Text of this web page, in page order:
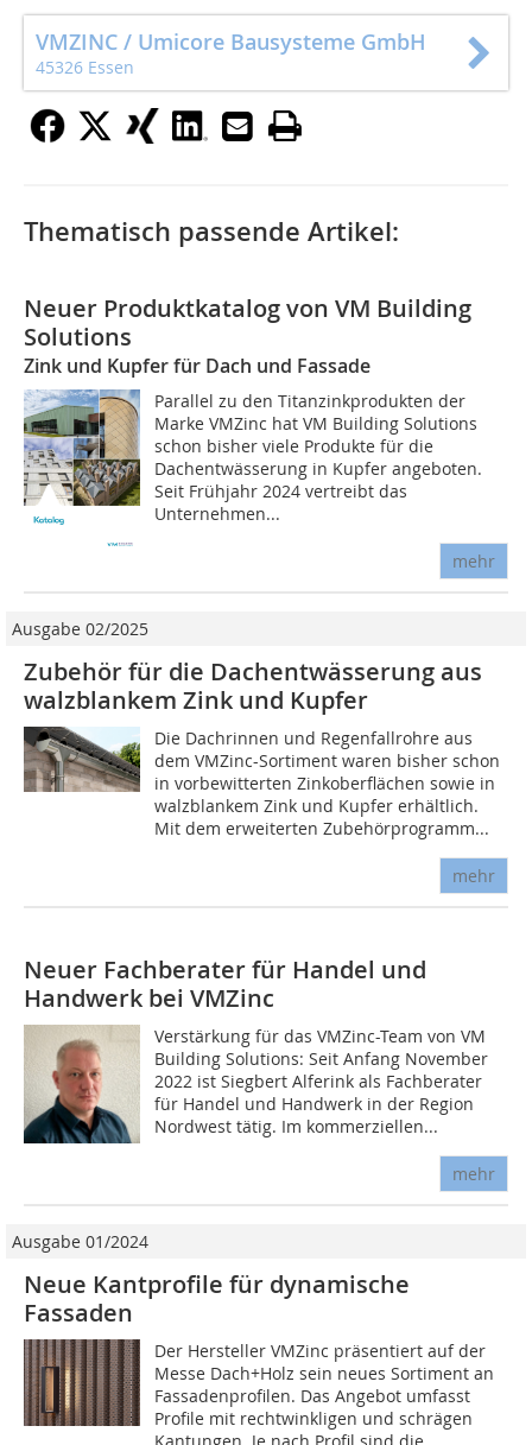
VMZINC / Umicore Bausysteme GmbH
45326 Essen
Thematisch passende Artikel:
Neuer Produktkatalog von VM Building
Solutions
Zink und Kupfer für Dach und Fassade
Parallel zu den Titanzinkprodukten der
Marke VMZinc hat VM Building Solutions
schon bisher viele Produkte für die
Dachentwässerung in Kupfer angeboten.
Seit Frühjahr 2024 vertreibt das
Unternehmen...
mehr
Ausgabe 02/2025
Zubehör für die Dachentwässerung aus
walzblankem Zink und Kupfer
Die Dachrinnen und Regenfallrohre aus
dem VMZinc-Sortiment waren bisher schon
in vorbewitterten Zinkoberflächen sowie in
walzblankem Zink und Kupfer erhältlich.
Mit dem erweiterten Zubehörprogramm...
mehr
Neuer Fachberater für Handel und
Handwerk bei VMZinc
Verstärkung für das VMZinc-Team von VM
Building Solutions: Seit Anfang November
2022 ist Siegbert Alferink als Fachberater
für Handel und Handwerk in der Region
Nordwest tätig. Im kommerziellen...
mehr
Ausgabe 01/2024
Neue Kantprofile für dynamische
Fassaden
Der Hersteller VMZinc präsentiert auf der
Messe Dach+Holz sein neues Sortiment an
Fassadenprofilen. Das Angebot umfasst
Profile mit rechtwinkligen und schrägen